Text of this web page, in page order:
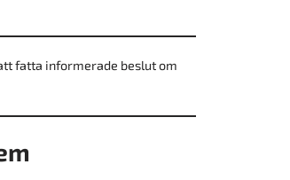
fatta informerade beslut om